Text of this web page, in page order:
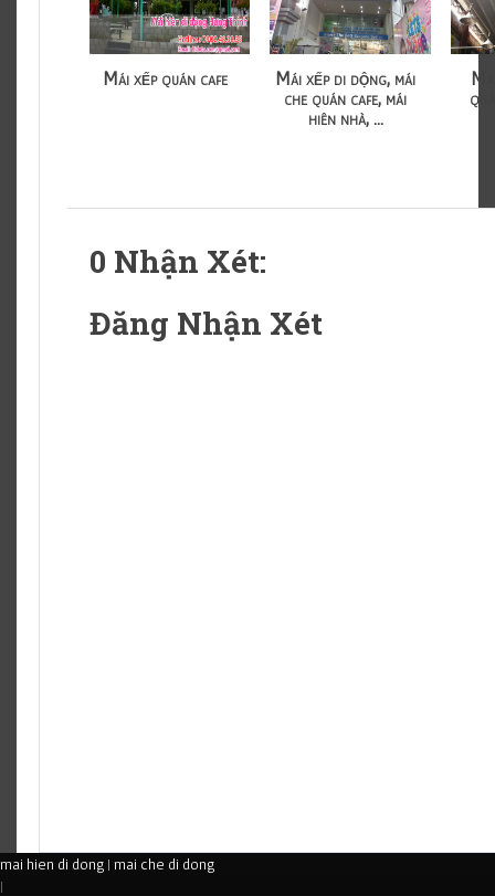
Mái xếp quán cafe
Mái xếp di dộng, mái
che quán cafe, mái
hiên nhà, ...
0 Nhận Xét:
Đăng Nhận Xét
mai hien di dong | mai che di dong
|